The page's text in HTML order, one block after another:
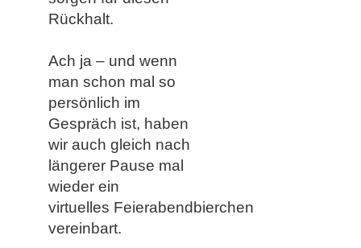
Rückhalt.
Ach ja – und wenn
man schon mal so
persönlich im
Gespräch ist, haben
wir auch gleich nach
längerer Pause mal
wieder ein
virtuelles Feierabendbierchen
vereinbart. ​​​​​​​